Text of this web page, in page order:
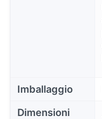
Imballaggio
Dimensioni